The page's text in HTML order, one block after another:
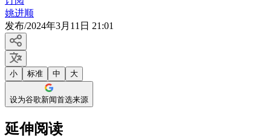
姚进顺
发布/2024年3月11日 21:01
小 标准 中 大
设为谷歌新闻首选来源
延伸阅读